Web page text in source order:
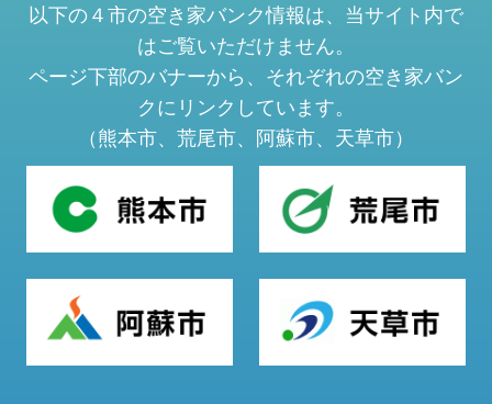
以下の４市の空き家バンク情報は、当サイト内で
はご覧いただけません。
ページ下部のバナーから、それぞれの空き家バン
クにリンクしています。
（熊本市、荒尾市、阿蘇市、天草市）